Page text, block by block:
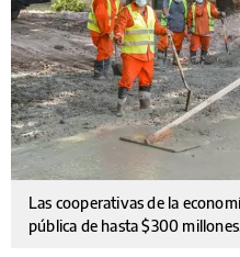
Las cooperativas de la
pública de hasta $300